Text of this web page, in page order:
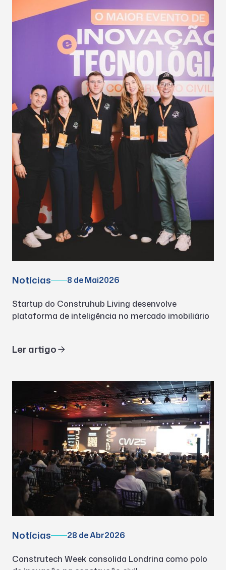
Notícias 8 de Mai2026
Startup do Construhub Living desenvolve
plataforma de inteligência no mercado imobiliário
Ler artigo
Notícias 28 de Abr2026
Construtech Week consolida Londrina como polo